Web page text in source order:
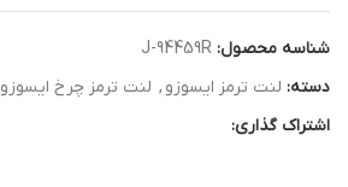
شناسه محصول: J-94459R
دسته: لنت ترمز ایسوزو , لنت ترمز چرخ ایسوزو
اشتراک گذاری: